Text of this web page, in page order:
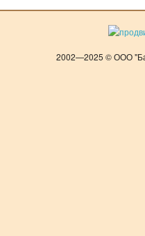
2002—2025 © ООО